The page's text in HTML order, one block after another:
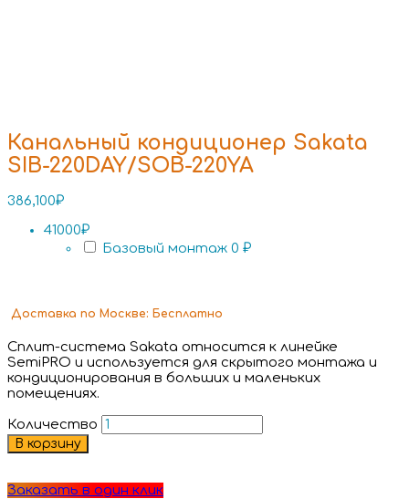
Канальный кондиционер Sakata
SIB-220DAY/SOB-220YA
386,100₽
41000₽
Базовый монтаж 0 ₽
Доставка по Москве: Бесплатно
Сплит-система Sakata относится к линейке
SemiPRO и используется для скрытого монтажа и
кондиционирования в больших и маленьких
помещениях.
Количество
В корзину
Заказать в один клик